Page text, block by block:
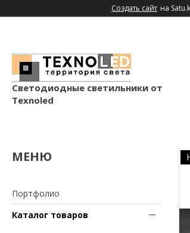
Создать сайт на
Светодиодные светильники от
Texnoled
Портфолио
Каталог товаров